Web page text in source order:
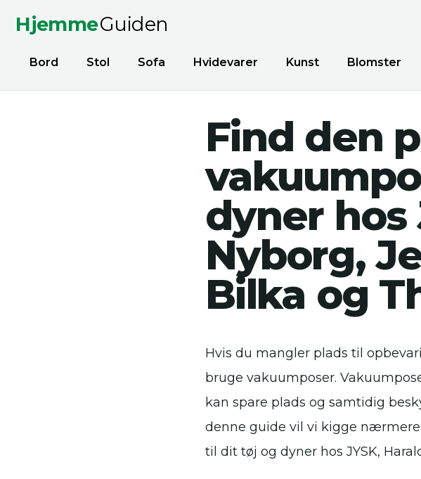
HjemmeGuiden
Bord Stol Sofa Hvidevarer Kunst Blomster
Find den
dyner hos
Nyborg,
Bilka og
Hvis du mangler plads til
bruge vakuumposer.
kan spare plads og samtidig
denne guide vil vi kigge
til dit tøj og dyner hos JYSK,